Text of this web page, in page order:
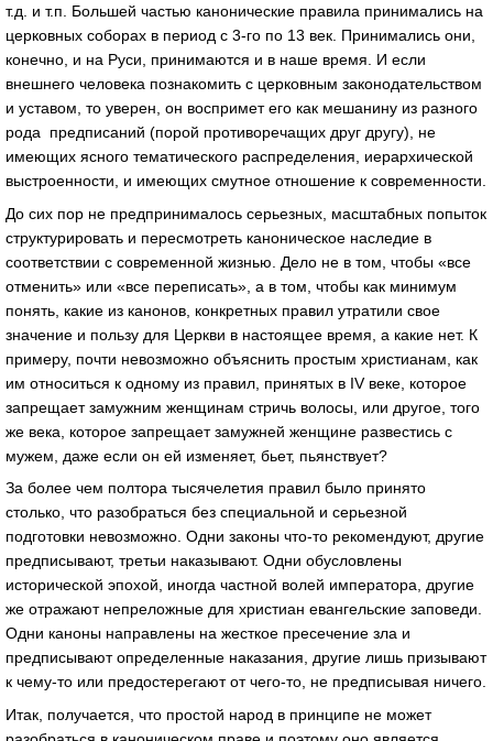
т.д. и т.п. Большей частью канонические правила принимались на
церковных соборах в период с 3-го по 13 век. Принимались они,
конечно, и на Руси, принимаются и в наше время. И если
внешнего человека познакомить с церковным законодательством
и уставом, то уверен, он воспримет его как мешанину из разного
рода предписаний (порой противоречащих друг другу), не
имеющих ясного тематического распределения, иерархической
выстроенности, и имеющих смутное отношение к современности.
До сих пор не предпринималось серьезных, масштабных попыток
структурировать и пересмотреть каноническое наследие в
соответствии с современной жизнью. Дело не в том, чтобы «все
отменить» или «все переписать», а в том, чтобы как минимум
понять, какие из канонов, конкретных правил утратили свое
значение и пользу для Церкви в настоящее время, а какие нет. К
примеру, почти невозможно объяснить простым христианам, как
им относиться к одному из правил, принятых в IV веке, которое
запрещает замужним женщинам стричь волосы, или другое, того
же века, которое запрещает замужней женщине развестись с
мужем, даже если он ей изменяет, бьет, пьянствует?
За более чем полтора тысячелетия правил было принято
столько, что разобраться без специальной и серьезной
подготовки невозможно. Одни законы что-то рекомендуют, другие
предписывают, третьи наказывают. Одни обусловлены
исторической эпохой, иногда частной волей императора, другие
же отражают непреложные для христиан евангельские заповеди.
Одни каноны направлены на жесткое пресечение зла и
предписывают определенные наказания, другие лишь призывают
к чему-то или предостерегают от чего-то, не предписывая ничего.
Итак, получается, что простой народ в принципе не может